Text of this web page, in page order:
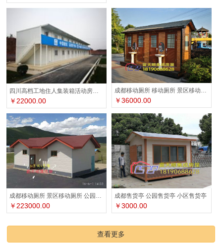
￥22000.00
成都移动厕所 移动厕所 景区移动厕所
￥36000.00
￥223000.00
成都售货亭 公园售货亭 小区售货亭
￥3000.00
查看更多